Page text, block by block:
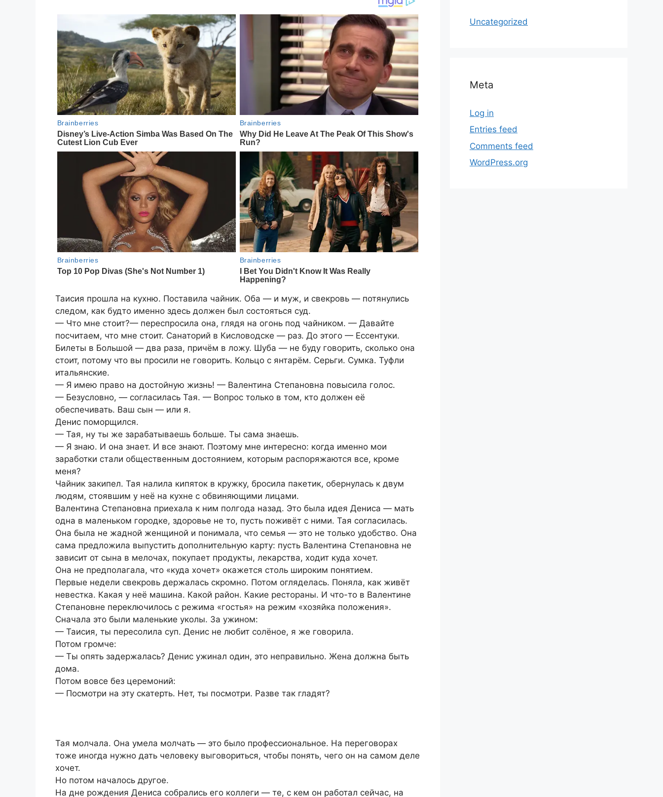
Таисия прошла на кухню. Поставила чайник. Оба — и муж, и свекровь — потянулись
следом, как будто именно здесь должен был состояться суд.
— Что мне стоит?— переспросила она, глядя на огонь под чайником. — Давайте
посчитаем, что мне стоит. Санаторий в Кисловодске — раз. До этого — Ессентуки.
Билеты в Большой — два раза, причём в ложу. Шуба — не буду говорить, сколько она
стоит, потому что вы просили не говорить. Кольцо с янтарём. Серьги. Сумка. Туфли
итальянские.
— Я имею право на достойную жизнь! — Валентина Степановна повысила голос.
— Безусловно, — согласилась Тая. — Вопрос только в том, кто должен её
обеспечивать. Ваш сын — или я.
Денис поморщился.
— Тая, ну ты же зарабатываешь больше. Ты сама знаешь.
— Я знаю. И она знает. И все знают. Поэтому мне интересно: когда именно мои
заработки стали общественным достоянием, которым распоряжаются все, кроме
меня?
Чайник закипел. Тая налила кипяток в кружку, бросила пакетик, обернулась к двум
людям, стоявшим у неё на кухне с обвиняющими лицами.
Валентина Степановна приехала к ним полгода назад. Это была идея Дениса — мать
одна в маленьком городке, здоровье не то, пусть поживёт с ними. Тая согласилась.
Она была не жадной женщиной и понимала, что семья — это не только удобство. Она
сама предложила выпустить дополнительную карту: пусть Валентина Степановна не
зависит от сына в мелочах, покупает продукты, лекарства, ходит куда хочет.
Она не предполагала, что «куда хочет» окажется столь широким понятием.
Первые недели свекровь держалась скромно. Потом огляделась. Поняла, как живёт
невестка. Какая у неё машина. Какой район. Какие рестораны. И что-то в Валентине
Степановне переключилось с режима «гостья» на режим «хозяйка положения».
Сначала это были маленькие уколы. За ужином:
— Таисия, ты пересолила суп. Денис не любит солёное, я же говорила.
Потом громче:
— Ты опять задержалась? Денис ужинал один, это неправильно. Жена должна быть
дома.
Потом вовсе без церемоний:
— Посмотри на эту скатерть. Нет, ты посмотри. Разве так гладят?
Тая молчала. Она умела молчать — это было профессиональное. На переговорах
тоже иногда нужно дать человеку выговориться, чтобы понять, чего он на самом деле
хочет.
Но потом началось другое.
На дне рождения Дениса собрались его коллеги — те, с кем он работал сейчас, на
Uncategorized
Meta
Log in
Entries feed
Comments feed
WordPress.org